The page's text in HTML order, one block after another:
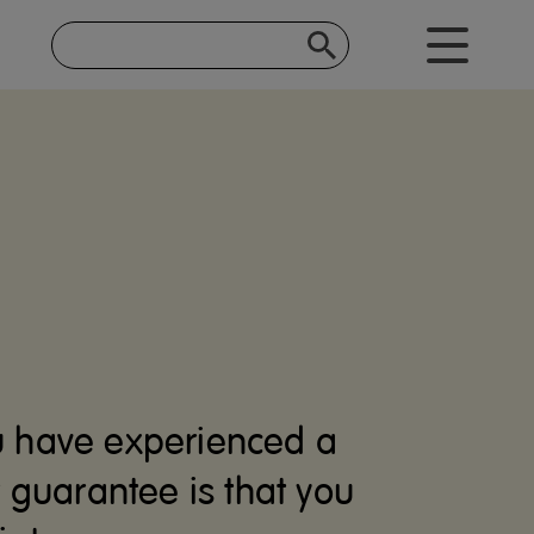
have experienced a
is that you